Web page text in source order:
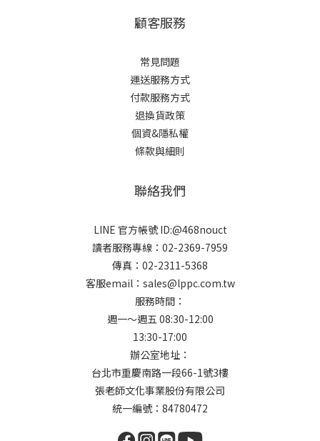
顧客服務
常見問題
運送服務方式
付款服務方式
退換貨政策
個資&隱私權
條款與細則
聯絡我們
LINE 官方帳號 ID:@468nouct
讀者服務專線：02-2369-7959
傳真：02-2311-5368
客服email：sales@lppc.com.tw
服務時間：
週一～週五 08:30-12:00
13:30-17:00
辦公室地址：
台北市重慶南路一段66-1號3樓
張老師文化事業股份有限公司
統一編號：84780472